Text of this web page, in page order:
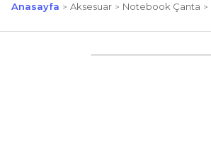
Anasayfa Aksesuar Notebook Çanta